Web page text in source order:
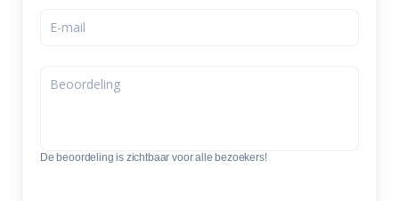
De beoordeling is zichtbaar voor alle bezoekers!